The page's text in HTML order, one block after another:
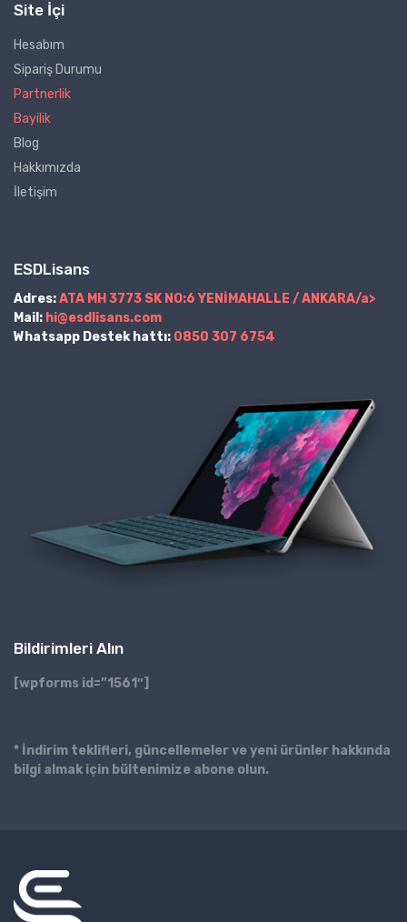
Site İçi
Hesabım
Sipariş Durumu
Partnerlik
Bayilik
Blog
Hakkımızda
İletişim
ESDLisans
Adres:ATA MH 3773 SK NO:6 YENİMAHALLE / ANKARA/a>
Mail: hi@esdlisans.com
Whatsapp Destek hattı: 0850 307 6754
Bildirimleri Alın
[wpforms id=”1561″]
* İndirim teklifleri, güncellemeler ve yeni ürünler hakkında
bilgi almak için bültenimize abone olun.